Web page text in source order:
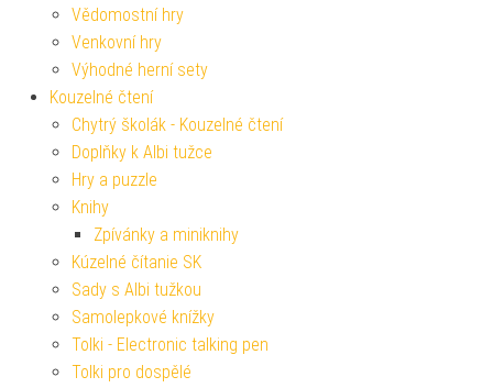
Vědomostní hry
Venkovní hry
Výhodné herní sety
Kouzelné čtení
Chytrý školák - Kouzelné čtení
Doplňky k Albi tužce
Hry a puzzle
Knihy
Zpívánky a miniknihy
Kúzelné čítanie SK
Sady s Albi tužkou
Samolepkové knížky
Tolki - Electronic talking pen
Tolki pro dospělé